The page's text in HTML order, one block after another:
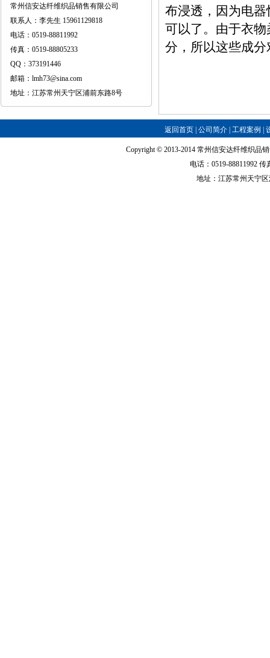
常州信安达纤维织品销售有限公司
联系人：李先生 15961129818
电话：0519-88811992
传真：0519-88805233
QQ：373191446
邮箱：lmh73@sina.com
地址：江苏常州天宁区浦前东路8号
布浸透，因为电
可以了。由于衣
分，所以这些成
返回首页 公司简介 工程案例
Copyright © 2013-2014 常州信安达纤维织品
电话：0519-88811992 传
地址：江苏常州天宁区